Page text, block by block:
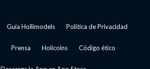
Guía Hollimodels Política de Privacidad
Prensa Holicoins Código ético